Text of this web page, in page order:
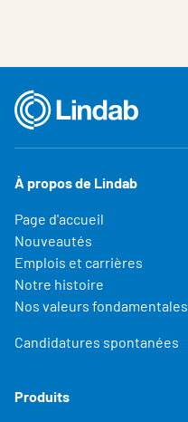
À propos de Lindab
Page d'accueil
Nouveautés
Emplois et carrières
Notre histoire
Nos valeurs fondamentales
Candidatures spontanées
Produits